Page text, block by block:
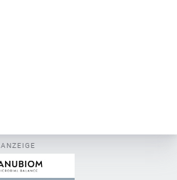
ANZEIGE